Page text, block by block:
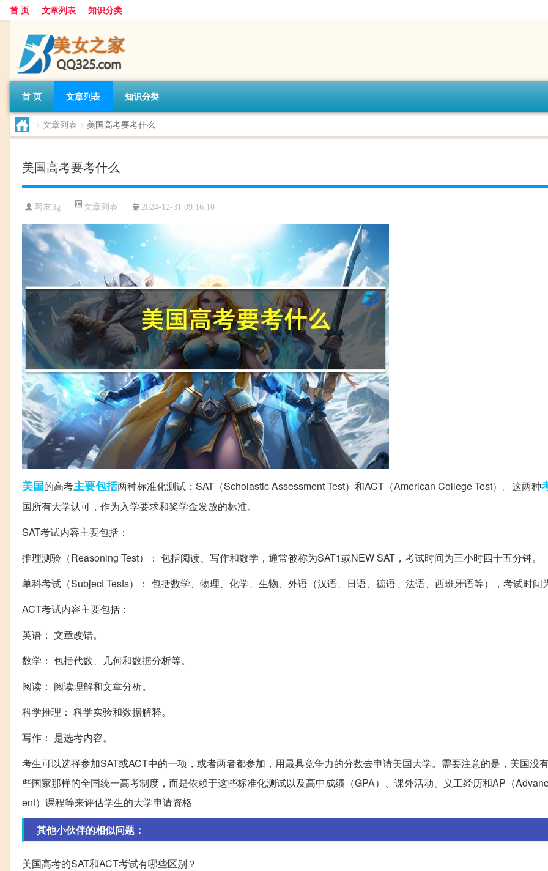
首 页 文章列表 知识分类
首 页 文章列表 知识分类
> 文章列表 > 美国高考要考什么
美国高考要考什么
网友:lg 文章列表 2024-12-31 09:16:10
美国的高考主要包括两种标准化测试：SAT（Scholastic Assessment Test）和ACT（American College Test）。这两种
国所有大学认可，作为入学要求和奖学金发放的标准。
SAT考试内容主要包括：
推理测验（Reasoning Test）： 包括阅读、写作和数学，通常被称为SAT1或NEW SAT，考试时间为三小时四十五分钟。
单科考试（Subject Tests）： 包括数学、物理、化学、生物、外语（汉语、日语、德语、法语、西班牙语等），考试时间
ACT考试内容主要包括：
英语： 文章改错。
数学： 包括代数、几何和数据分析等。
阅读： 阅读理解和文章分析。
科学推理： 科学实验和数据解释。
写作： 是选考内容。
考生可以选择参加SAT或ACT中的一项，或者两者都参加，用最具竞争力的分数去申请美国大学。需要注意的是，美国没
些国家那样的全国统一高考制度，而是依赖于这些标准化测试以及高中成绩（GPA）、课外活动、义工经历和AP（
ent）课程等来评估学生的大学申请资格
其他小伙伴的相似问题：
美国高考的SAT和ACT考试有哪些区别？